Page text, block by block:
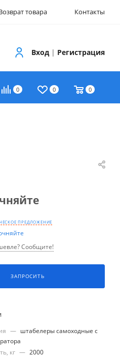
товара Контакты
Вход | Регистрация
0 0 0
ПРЕДЛОЖЕНИЕ
Сообщите!
ЗАПРОСИТЬ
— штабелеры самоходные с
кг — 2000